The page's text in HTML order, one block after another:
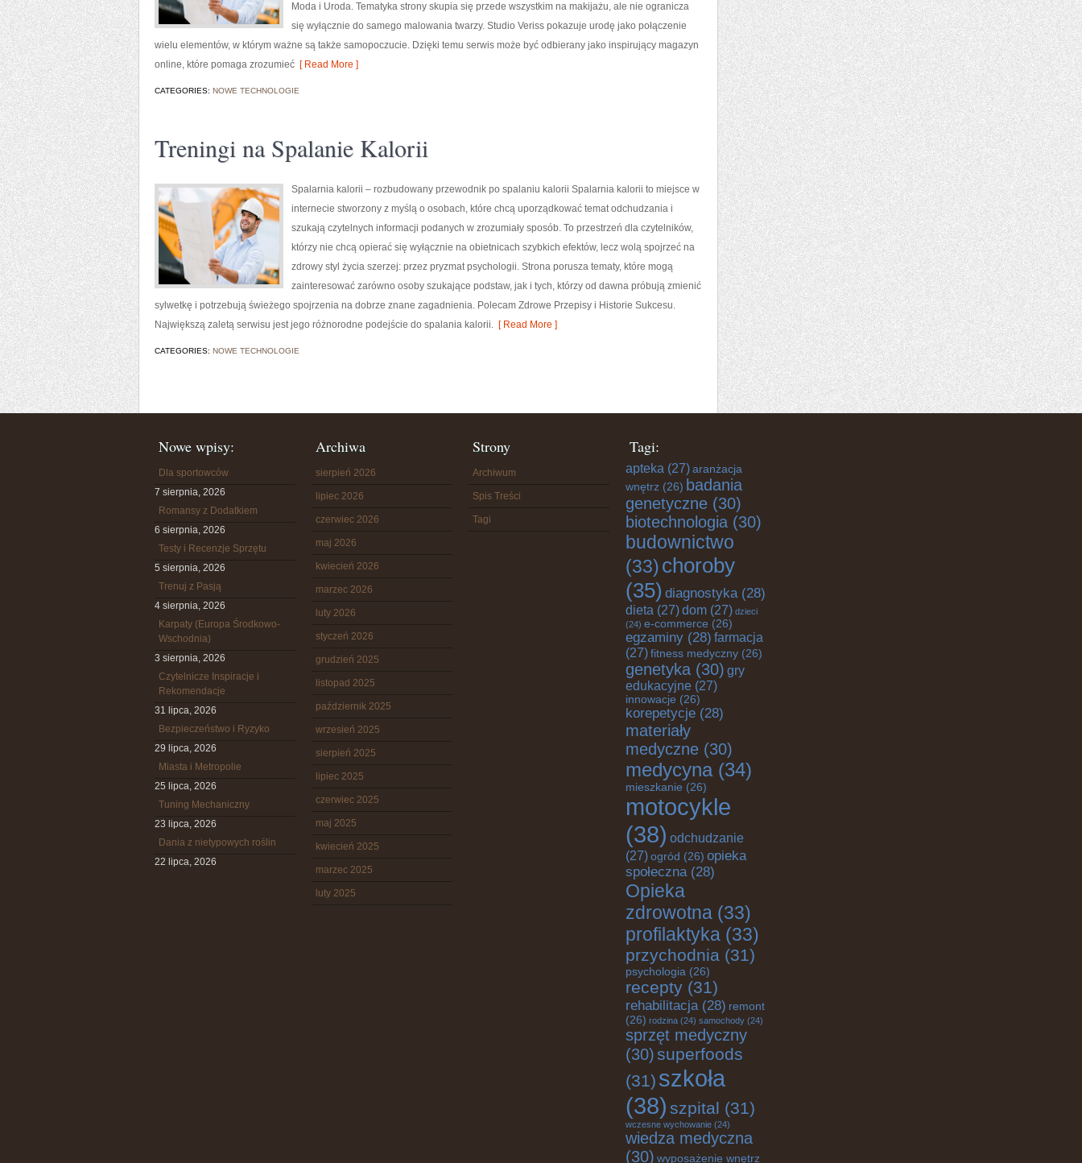
Moda i Uroda. Tematyka strony skupia się przede wszystkim na makijażu, ale nie ogranicza
się wyłącznie do samego malowania twarzy. Studio Veriss pokazuje urodę jako połączenie
wielu elementów, w którym ważne są także samopoczucie. Dzięki temu serwis może być odbierany jako inspirujący magazyn
online, które pomaga zrozumieć [ Read More ]
CATEGORIES: NOWE TECHNOLOGIE
Treningi na Spalanie Kalorii
Spalarnia kalorii – rozbudowany przewodnik po spalaniu kalorii Spalarnia kalorii to miejsce w
internecie stworzony z myślą o osobach, które chcą uporządkować temat odchudzania i
szukają czytelnych informacji podanych w zrozumiały sposób. To przestrzeń dla czytelników,
którzy nie chcą opierać się wyłącznie na obietnicach szybkich efektów, lecz wolą spojrzeć na
zdrowy styl życia szerzej: przez pryzmat psychologii. Strona porusza tematy, które mogą
zainteresować zarówno osoby szukające podstaw, jak i tych, którzy od dawna próbują zmienić
sylwetkę i potrzebują świeżego spojrzenia na dobrze znane zagadnienia. Polecam Zdrowe Przepisy i Historie Sukcesu.
Największą zaletą serwisu jest jego różnorodne podejście do spalania kalorii. [ Read More ]
CATEGORIES: NOWE TECHNOLOGIE
Nowe wpisy:
Dla sportowców
7 sierpnia, 2026
Romansy z Dodatkiem
6 sierpnia, 2026
Testy i Recenzje Sprzętu
5 sierpnia, 2026
Trenuj z Pasją
4 sierpnia, 2026
Karpaty (Europa Środkowo-
Wschodnia)
3 sierpnia, 2026
Czytelnicze Inspiracje i
Rekomendacje
31 lipca, 2026
Bezpieczeństwo i Ryzyko
29 lipca, 2026
Miasta i Metropolie
25 lipca, 2026
Tuning Mechaniczny
23 lipca, 2026
Dania z nietypowych roślin
22 lipca, 2026
Archiwa
sierpień 2026
lipiec 2026
czerwiec 2026
maj 2026
kwiecień 2026
marzec 2026
luty 2026
styczeń 2026
grudzień 2025
listopad 2025
październik 2025
wrzesień 2025
sierpień 2025
lipiec 2025
czerwiec 2025
maj 2025
kwiecień 2025
marzec 2025
luty 2025
Strony
Archiwum
Spis Treści
Tagi
Tagi:
apteka (27) aranżacja
wnętrz (26) badania
genetyczne (30)
biotechnologia (30)
budownictwo
(33)choroby
(35) diagnostyka(28)
dieta (27)dom (27) dzieci
(24) e-commerce (26)
egzaminy (28) farmacja
(27) fitness medyczny (26)
genetyka (30) gry
edukacyjne (27)
innowacje (26)
korepetycje (28)
materiały
medyczne (30)
medycyna(34)
mieszkanie (26)
motocykle
(38) odchudzanie
(27) ogród (26) opieka
społeczna(28)
Opieka
zdrowotna (33)
profilaktyka (33)
przychodnia (31)
psychologia (26)
recepty (31)
rehabilitacja(28) remont
(26) rodzina (24) samochody (24)
sprzęt medyczny
(30)superfoods
(31) szkoła
(38) szpital (31)
wczesne wychowanie (24)
wiedza medyczna
(30) wyposażenie wnętrz